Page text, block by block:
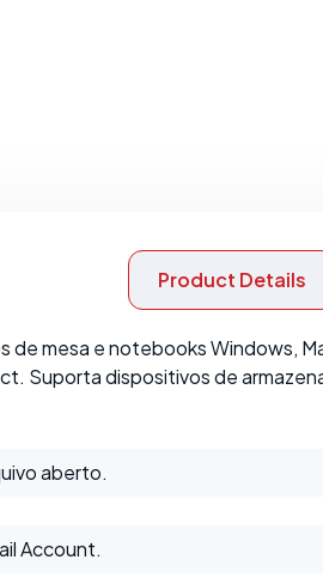
Product Details
mesa e notebooks Windows,
Suporta dispositivos de
aberto.
Account.